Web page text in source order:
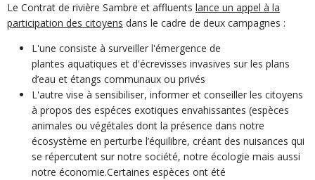
Le Contrat de rivière Sambre et affluents lance un appel à la
participation des citoyens dans le cadre de deux campagnes :
L'une consiste à surveiller l'émergence de
plantes aquatiques et d'écrevisses invasives sur les plans
d’eau et étangs communaux ou privés
L'autre vise à sensibiliser, informer et conseiller les citoyens
à propos des espéces exotiques envahissantes (espèces
animales ou végétales dont la présence dans notre
écosystème en perturbe l’équilibre, créant des nuisances qui
se répercutent sur notre société, notre écologie mais aussi
notre économie.Certaines espèces ont été